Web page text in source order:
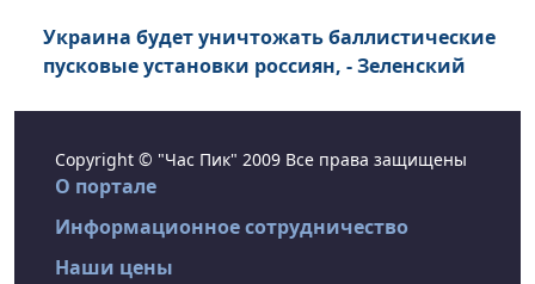
Украина будет уничтожать баллистические
пусковые установки россиян, - Зеленский
Copyright © "Час Пик" 2009 Все права защищены
О портале
Информационное сотрудничество
Наши цены